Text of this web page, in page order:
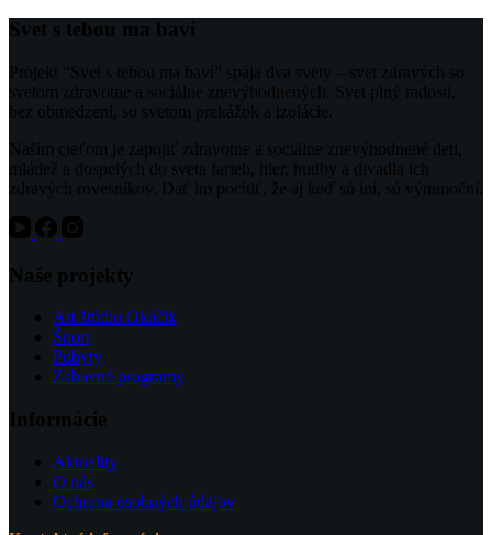
Svet s tebou ma baví
Projekt “Svet s tebou ma baví” spája dva svety – svet zdravých so
svetom zdravotne a sociálne znevýhodnených. Svet plný radosti,
bez obmedzení, so svetom prekážok a izolácie.
Naším cieľom je zapojiť zdravotne a sociálne znevýhodnené deti,
mládež a dospelých do sveta farieb, hier, hudby a divadla ich
zdravých rovesníkov. Dať im pocítiť, že aj keď sú iní, sú výnimoční.
Naše projekty
Art štúdio Okáčik
Šport
Pobyty
Zábavné programy
Informácie
Aktuality
O nás
Ochrana osobných údajov